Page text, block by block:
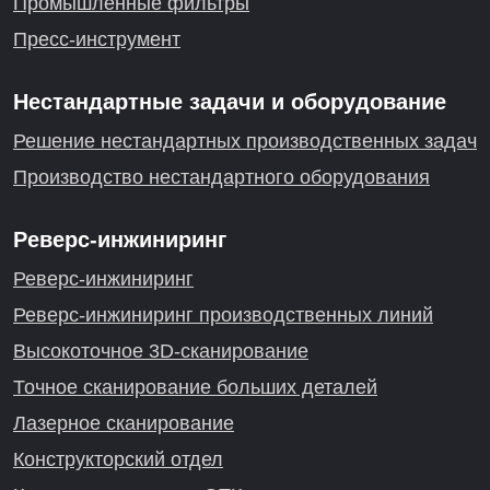
Пресс-инструмент
Нестандартные задачи и оборудование
Решение нестандартных производственных задач
Производство нестандартного оборудования
Реверс-инжиниринг
Реверс-инжиниринг
Реверс-инжиниринг производственных линий
Высокоточное 3D-сканирование
Точное сканирование больших деталей
Лазерное сканирование
Конструкторский отдел